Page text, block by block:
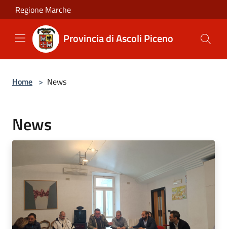
Salta al contenuto principale
Regione Marche
Provincia di Ascoli Piceno
Home > News
News